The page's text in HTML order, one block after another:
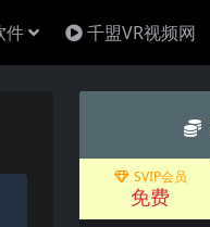
件 千盟VR视频网
SVIP会员
免费